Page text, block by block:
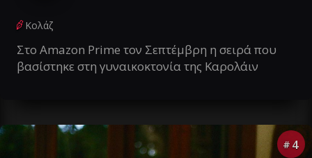
Κολάζ
Στο Amazon Prime τον Σεπτέμβρη η σειρά που
βασίστηκε στη γυναικοκτονία της Καρολάιν
# 4